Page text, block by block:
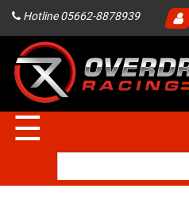
Hotline 05662-8878939
☰